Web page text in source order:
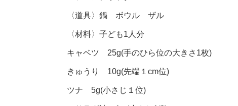
〈道具〉鍋 ボウル ザル
〈材料〉子ども1人分
キャベツ 25g(手のひら位の大きさ1枚)
きゅうり 10g(先端１cm位)
ツナ 5g(小さじ１位)